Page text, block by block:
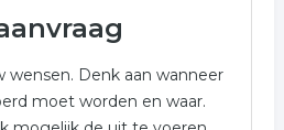
wensen. Denk aan wanneer
moet worden en waar.